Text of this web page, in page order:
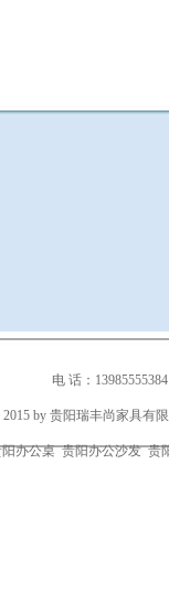
电 话：
2015 by 贵阳瑞丰尚家具有
办公桌 贵阳办公沙发